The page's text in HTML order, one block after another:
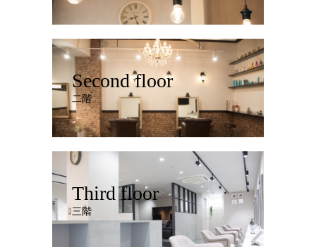
Second floor
二階
Third floor
三階